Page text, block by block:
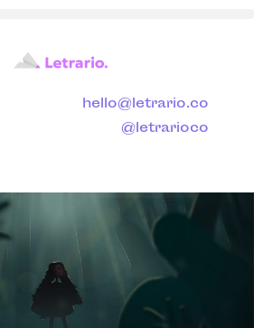
hello@letrario.co
@letrarioco